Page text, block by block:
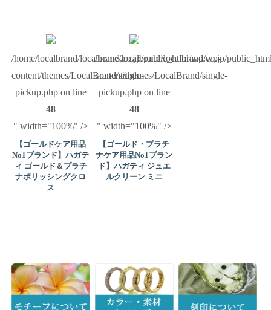
/home/localbrand/localbrand.co.jp/public_html/wp/wp-
content/themes/LocalBrand/single-
pickup.php on line
48
" width="100%" />
【ゴールドケア用品
No1ブランド】ハガテ
ィ ゴールド＆プラチ
ナポリッシングクロ
ス
/home/localbrand/localbrand.co.jp/
content/themes/LocalBrand/single-
pickup.php on line
48
" width="100%" />
【ゴールド・プラチ
ナケア用品No1ブラン
ド】ハガティ ジュエ
ルクリーン ミニ